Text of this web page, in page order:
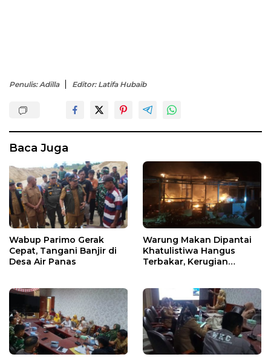
Penulis: Adilla Editor: Latifa Hubaib
Baca Juga
Wabup Parimo Gerak
Cepat, Tangani Banjir di
Desa Air Panas
Warung Makan Dipantai
Khatulistiwa Hangus
Terbakar, Kerugian